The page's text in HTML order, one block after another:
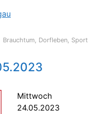
Brauchtum, Dorfleben, Sport
Mittwoch
24.05.2023